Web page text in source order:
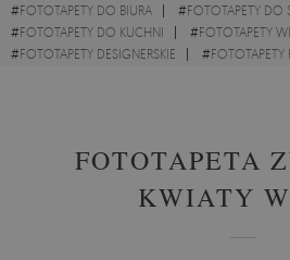
#FOTOTAPETY DO BIURA #FOTOTAPETY DO
#FOTOTAPETY DO KUCHNI #FOTOTAPETY
#FOTOTAPETY DESIGNERSKIE #
FOTOTAPETA
KWIATY